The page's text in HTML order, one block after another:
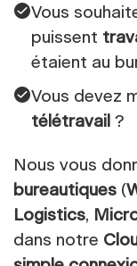
Vous
puissent
étaient au
Vous devez
télétravail ?
Nous vous
bureautiques (
Logistics,
dans notre